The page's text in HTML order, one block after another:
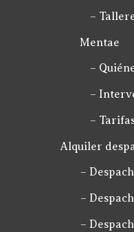
–
Mentae
–
–
–
Alquiler
–
–
–